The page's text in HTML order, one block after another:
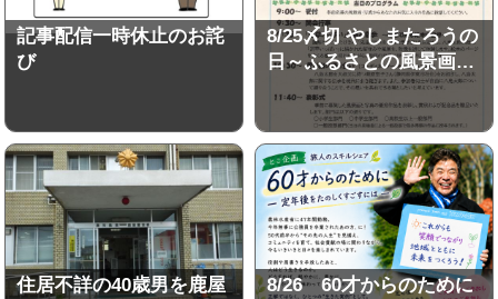
記事配信一時休止のお詫
び
8/25〆切 やしまたろうの
日～ふるさとの風景画…
住居不詳の40歳男を鹿屋
8/26 60才からのために